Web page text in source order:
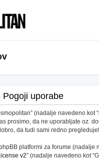
Pogoji uporabe
(nadalje navedeno kot
prosimo, da ne uporabljate oz.
da tudi sami redno
platformi za forume (nadalje
v2” (nadalje navedeno kot